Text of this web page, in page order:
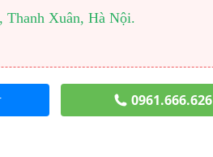
Xuân, Hà Nội.
0961.666.626